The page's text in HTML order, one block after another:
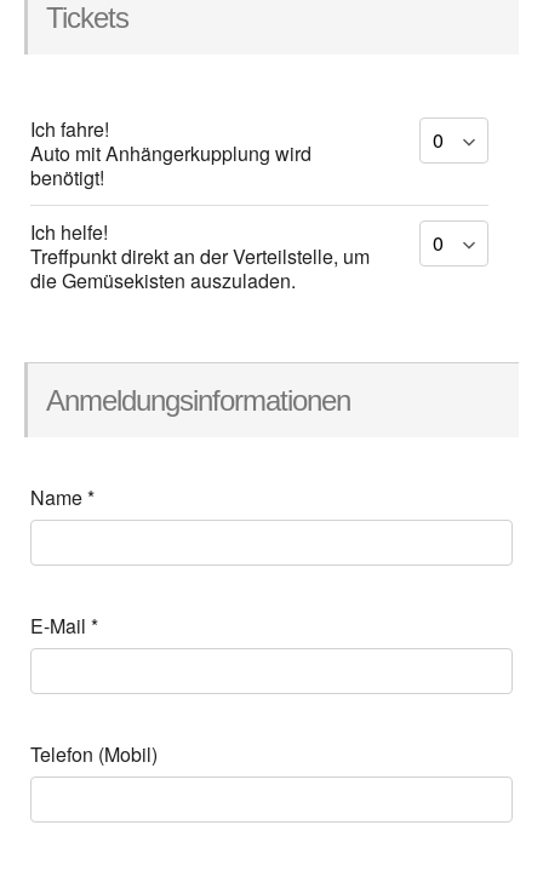
Tickets
Ich fahre!
Auto mit Anhängerkupplung wird
benötigt!
Ich helfe!
Treffpunkt direkt an der Verteilstelle, um
die Gemüsekisten auszuladen.
Anmeldungsinformationen
Name*
E-Mail *
Telefon (Mobil)